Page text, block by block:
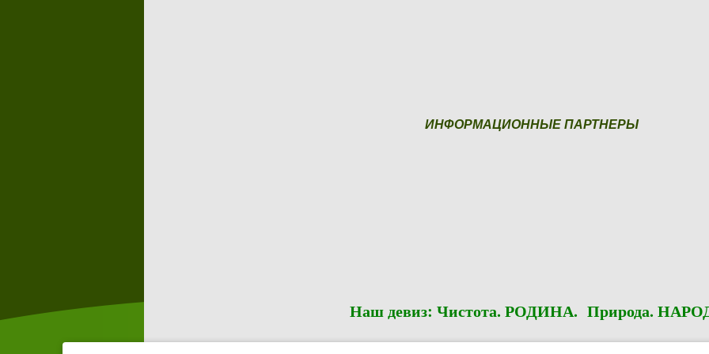
ИНФОРМАЦИОННЫЕ ПАРТНЕРЫ
Наш девиз: Чистота. РОДИНА. Природа.